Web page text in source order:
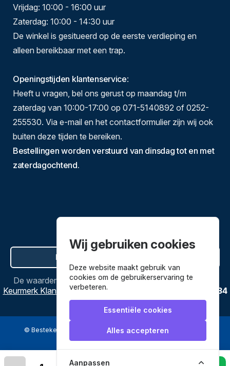
Vrijdag: 10:00 - 16:00 uur
Zaterdag: 10:00 - 14:30 uur
De winkel is gesitueerd op de eerste verdieping en
alleen bereikbaar met een trap.
Openingstijden klantenservice:
Heeft u vragen, bel ons gerust op maandag t/m
zaterdag van 10:00-17:00 op 071-5140892 of 0252-
255530. Via e-mail en het contactformulier zijn wij ook
buiten deze tijden te bereiken.
Bestellingen worden verstuurd van dinsdag tot en met
zaterdagochtend.
Hier de overeenkomst ontbinden
De waardering vanBestekenpannen.nlbijWebwinkel
Keurmerk Klantbeoordelingen
3634
reviews.
© Bestekenpannen.nl 2026 een webshop van
Wij gebruiken cookies
Deze website maakt gebruik van
cookies om de gebruikerservaring te
verbeteren.
Essentiële cookies
Alles accepteren
Aanpassen